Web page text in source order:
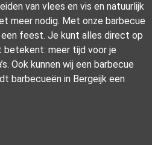
van vlees en vis en natuurlijk
meer nodig. Met onze barbecue
feest. Je kunt alles direct op
betekent: meer tijd voor je
Ook kunnen wij een barbecue
barbecueën in Bergeijk een